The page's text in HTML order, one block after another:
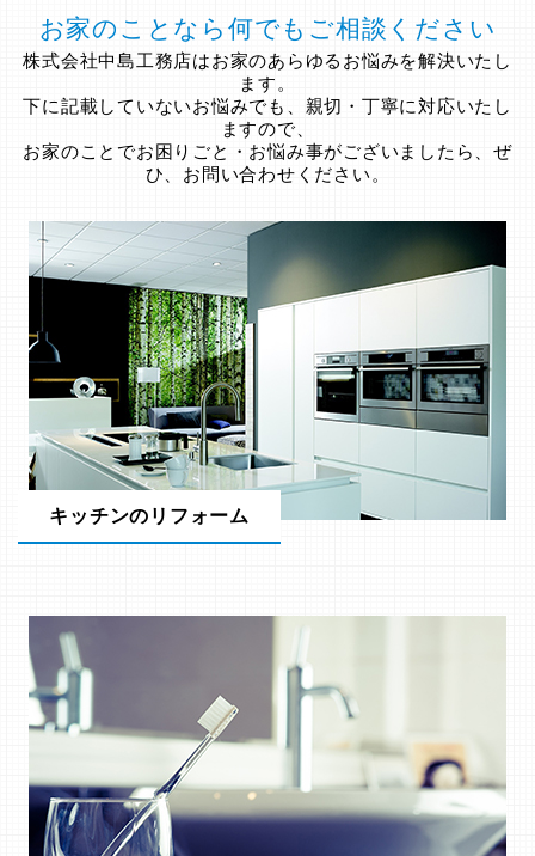
お家のことなら何でもご相談ください
株式会社中島工務店はお家のあらゆるお悩みを解決いたし
ます。
下に記載していないお悩みでも、親切・丁寧に対応いたし
ますので、
お家のことでお困りごと・お悩み事がございましたら、ぜ
ひ、お問い合わせください。
キッチンのリフォーム